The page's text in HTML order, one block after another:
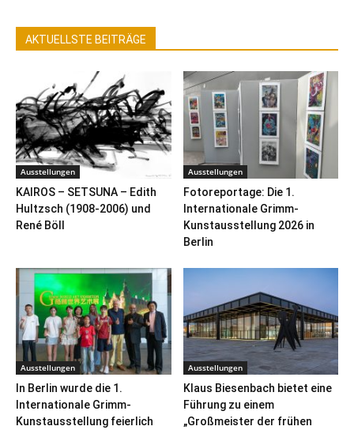
AKTUELLSTE BEITRÄGE
Ausstellungen
KAIROS – SETSUNA – Edith
Hultzsch (1908-2006) und
René Böll
Ausstellungen
Fotoreportage: Die 1.
Internationale Grimm-
Kunstausstellung 2026 in
Berlin
Ausstellungen
In Berlin wurde die 1.
Internationale Grimm-
Kunstausstellung feierlich
Ausstellungen
Klaus Biesenbach bietet eine
Führung zu einem
„Großmeister der frühen